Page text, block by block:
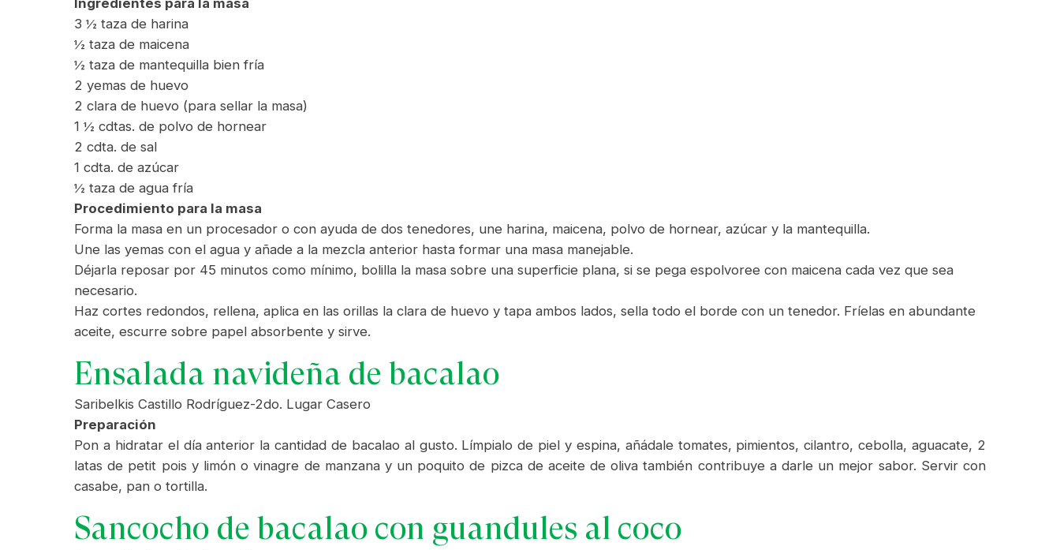
Ingredientes para la masa
3 ½ taza de harina
½ taza de maicena
½ taza de mantequilla bien fría
2 yemas de huevo
2 clara de huevo (para sellar la masa)
1 ½ cdtas. de polvo de hornear
2 cdta. de sal
1 cdta. de azúcar
½ taza de agua fría
Procedimiento para la masa
Forma la masa en un procesador o con ayuda de dos tenedores, une harina, maicena, polvo de hornear, azúcar y la mantequilla.
Une las yemas con el agua y añade a la mezcla anterior hasta formar una masa manejable.
Déjarla reposar por 45 minutos como mínimo, bolilla la masa sobre una superficie plana, si se pega espolvoree con maicena cada vez que sea
necesario.
Haz cortes redondos, rellena, aplica en las orillas la clara de huevo y tapa ambos lados, sella todo el borde con un tenedor. Fríelas en abundante
aceite, escurre sobre papel absorbente y sirve.
Ensalada navideña de bacalao
Saribelkis Castillo Rodríguez-2do. Lugar Casero
Preparación
Pon a hidratar el día anterior la cantidad de bacalao al gusto. Límpialo de piel y espina, añádale tomates, pimientos, cilantro, cebolla, aguacate, 2
latas de petit pois y limón o vinagre de manzana y un poquito de pizca de aceite de oliva también contribuye a darle un mejor sabor. Servir con
casabe, pan o tortilla.
Sancocho de bacalao con guandules al coco